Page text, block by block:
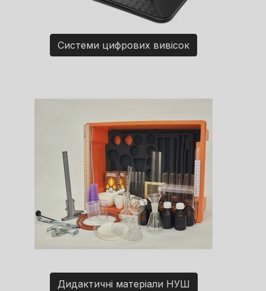
Системи цифрових вивісок
Дидактичні матеріали НУШ